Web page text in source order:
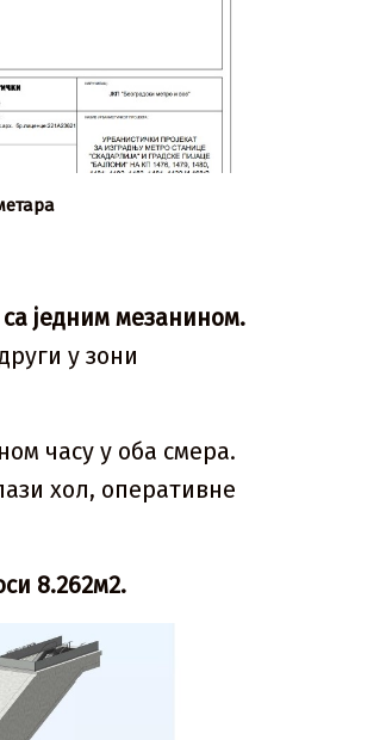
једним мезанином.
у зони
часу у оба смера.
хол, оперативне
8.262м2.